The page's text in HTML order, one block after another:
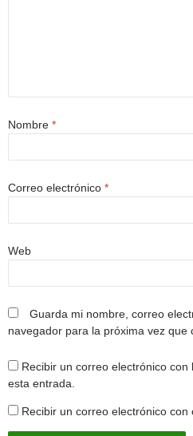
Nombre *
Correo electrónico *
Web
Guarda mi nombre, correo
navegador para la próxima vez que
Recibir un correo electrónico
esta entrada.
Recibir un correo electrónico con